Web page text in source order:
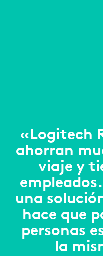
«Logitech
ahorran
viaje y
una
hace que
personas
la